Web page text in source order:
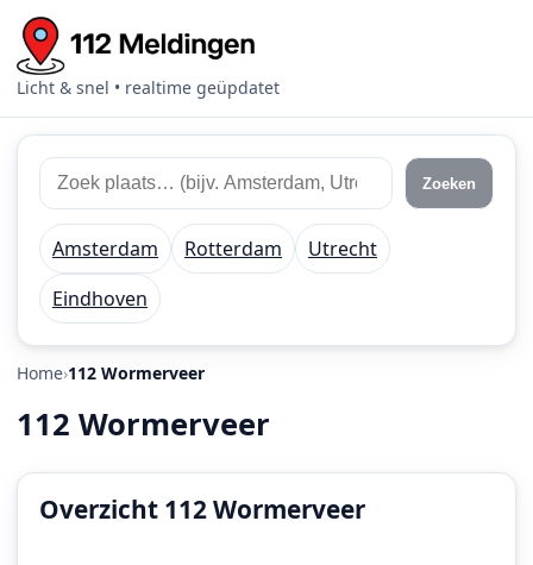
Licht & snel • realtime geüpdatet
Zoek
112
meldingen
Zoek
plaats
of
regio
Zoeken
Amsterdam Rotterdam
Utrecht
Eindhoven
Home 112 Wormerveer
112 Wormerveer
Overzicht 112 Wormerveer